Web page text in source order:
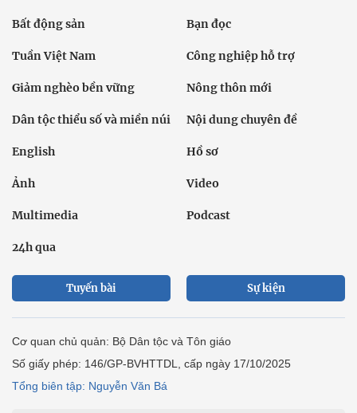
Bất động sản Bạn đọc
Tuần Việt Nam Công nghiệp hỗ trợ
Giảm nghèo bền vững Nông thôn mới
Dân tộc thiểu số và miền núi Nội dung chuyên đề
English Hồ sơ
Ảnh Video
Multimedia Podcast
24h qua
Tuyến bài Sự kiện
Cơ quan chủ quản: Bộ Dân tộc và Tôn giáo
Số giấy phép: 146/GP-BVHTTDL, cấp ngày 17/10/2025
Tổng biên tập: Nguyễn Văn Bá